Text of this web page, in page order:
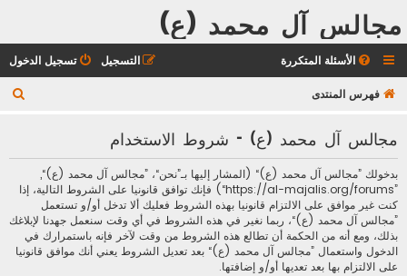
مجالس آل محمد (ع)
الأسئلة المتكررة تسجيل الدخول التسجيل
فهرس المنتدى
مجالس آل محمد (ع) - شروط الاستخدام
بدخولك ”مجالس آل محمد (ع)“ (المشار إليها بـ”نحن“، ”مجالس آل محمد (ع)“,
”https://al-majalis.org/forums“) فإنك توافق قانونيا على الشروط التالية، إذا
كنت غير موافق على الالتزام قانونيا بهذه الشروط فعليك ألا تدخل أو/و تستعمل
”مجالس آل محمد (ع)“، ربما نغير في هذه الشروط في أي وقت سنعمل جهدنا لإبلاغك
بذلك، ومع أنه من الحكمة أن تطالع هذه الشروط من وقت لآخر فإنه باستمرارك في
الدخول واستعمال ”مجالس آل محمد (ع)“ بعد تعديل الشروط يعني أنك موافق قانونيا
على الالتزام بها بعد تعديها أو/و إضافتها.